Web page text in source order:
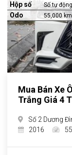
Hộp số Số tự động
Odo 55,000 km
Mua Bán Xe
Trắng Giá 4
Số 2 Dương
2016